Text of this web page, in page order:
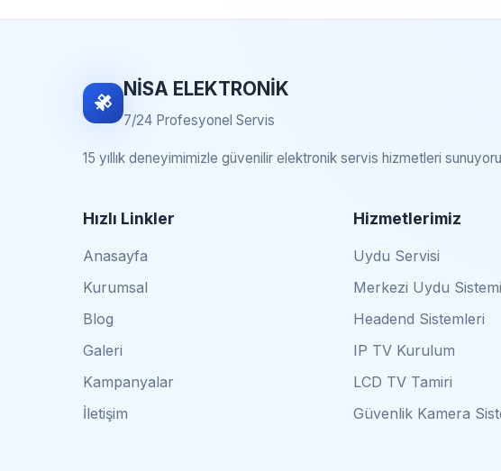
NİSA ELEKTRONİK
7/24 Profesyonel Servis
15 yıllık deneyimimizle güvenilir elektronik servis hizmetleri
Hızlı Linkler
Anasayfa
Kurumsal
Blog
Galeri
Kampanyalar
İletişim
Hizmetlerimiz
Uydu Servisi
Merkezi Uydu Sistemi
Headend Sistemleri
IP TV Kurulum
LCD TV Tamiri
Güvenlik Kamera